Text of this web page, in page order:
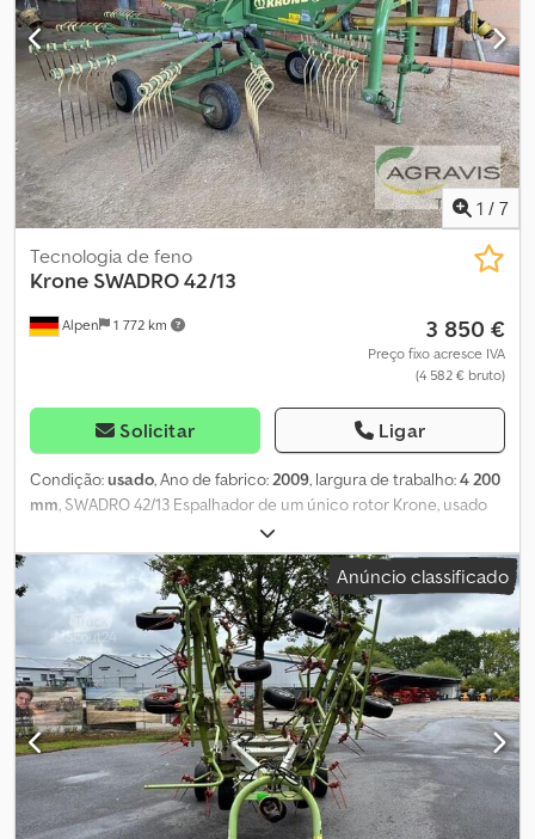
1 / 7
Alpen 1 772 km
Tecnologia de feno
Krone SWADRO 42/13
3 850 €
Preço fixo acresce IVA
(4 582 € bruto)
Solicitar Ligar
Condição:usado, Ano de fabrico:2009, largura de trabalho:4 200
mm, SWADRO 42/13 Espalhador de um único rotor Krone, usado
Largura de trabalho: 4,20 m Eixo cardan Walterscheid Ajuste
mecânico da altura Chedpfozl Iamjx Akcoa Chassis de 4 rodas
Placas de sinalização
Anúncio classificado